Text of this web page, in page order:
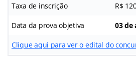
Taxa de inscrição R$
Data da prova objetiva 03 de
Clique aqui para ver o edital do